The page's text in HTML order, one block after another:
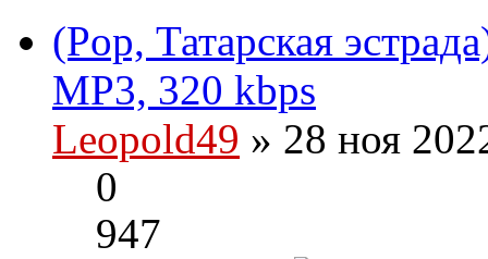
(Pop, Татарская
MP3, 320 kbps
Leopold49 » 28 ноя
0
947